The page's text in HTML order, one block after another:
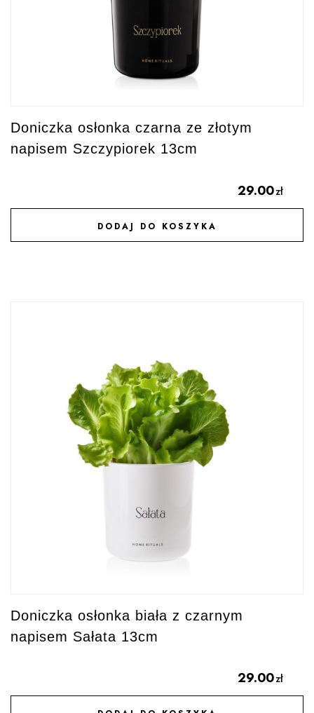
Doniczka osłonka czarna ze złotym
napisem Szczypiorek 13cm
29.00zł
DODAJ DO KOSZYKA
DODAJ DO ULUBIONYCH
Doniczka osłonka biała z czarnym
napisem Sałata 13cm
29.00zł